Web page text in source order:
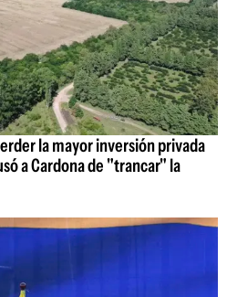
la mayor inversión privada
a Cardona de "trancar" la